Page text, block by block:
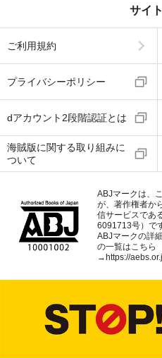
サイ
ご利用規約
プライバシーポリシー
dアカウント2段階認証とは
海賊版に関する取り組みに
ついて
ABJマークは、
が、著作権者か
信サービスであ
6091713号）で
ABJマークの詳
の一覧はこちら
→https://